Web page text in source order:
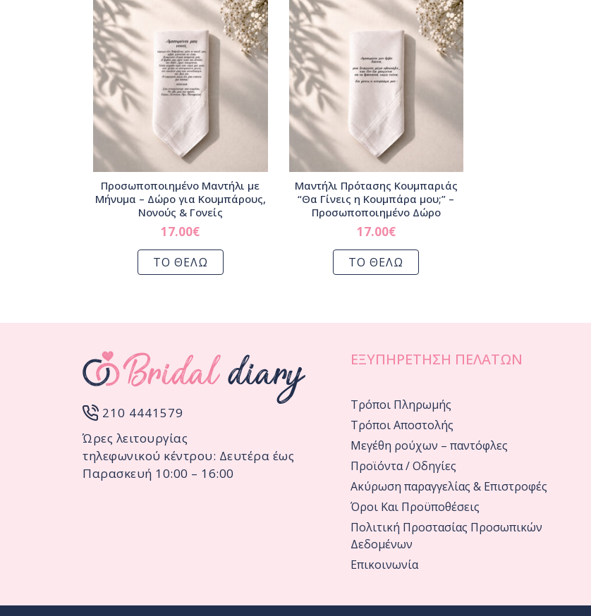
Προσωποποιημένο Μαντήλι με
Μήνυμα – Δώρο για Κουμπάρους,
Νονούς & Γονείς
17.00€
ΤΟ ΘΕΛΩ
Μαντήλι Πρότασης Κουμπαριάς
“Θα Γίνεις η Κουμπάρα μου;” –
Προσωποποιημένο Δώρο
17.00€
ΤΟ ΘΕΛΩ
210 4441579
Ώρες λειτουργίας
τηλεφωνικού κέντρου: Δευτέρα έως
Παρασκευή 10:00 – 16:00
ΕΞΥΠΗΡΕΤΗΣΗ ΠΕΛΑΤΩΝ
Τρόποι Πληρωμής
Τρόποι Αποστολής
Μεγέθη ρούχων – παντόφλες
Προϊόντα / Οδηγίες
Ακύρωση παραγγελίας & Επιστροφές
Όροι Και Προϋποθέσεις
Πολιτική Προστασίας Προσωπικών
Δεδομένων
Επικοινωνία